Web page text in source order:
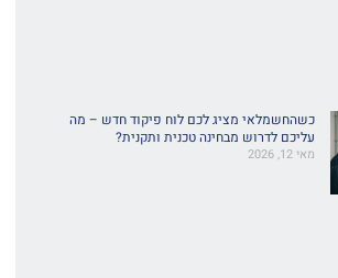
כשהחשמלאי מציג לכם לוח פיקוד חדש – מה
עליכם לדרוש מבחינה טכנית ותקנית?
מאי 12, 2026